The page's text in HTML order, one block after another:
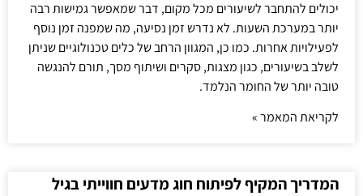
יכולים להתחבר לשיעורים מכל מקום, דבר שמאפשר גמישות רבה
יותר במערכת השעות. לא נדרש זמן נסיעה, מה שמפנה זמן נוסף
לפעילויות אחרות. כמו כן, המגוון הרחב של כלים טכנולוגיים שניתן
לשלב בשיעורים, כגון מצגות, סקרים ושיתוף מסך, תורם להנגשה
טובה יותר של החומר הנלמד.
לקריאת המאמר »
המדריך המקיף לפיתוח חוג מדעים חווייתי בגיל